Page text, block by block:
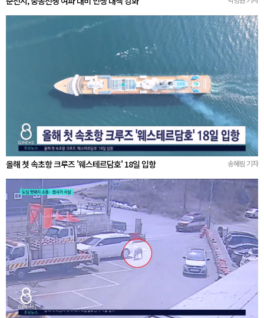
올해 첫 속초항 크루즈 '웨스테르담호' 18일 입항 송혜림 기자